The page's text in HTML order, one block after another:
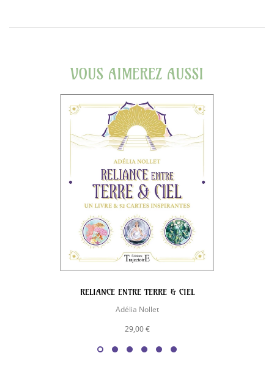
VOUS AIMEREZ AUSSI
RELIANCE ENTRE TERRE & CIEL
Adélia Nollet
29,00 €